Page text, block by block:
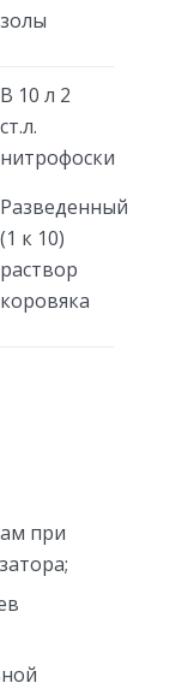
золы
В 10 л 2
ст.л.
нитрофоски
Разведенный
(1 к 10)
раствор
коровяка
при